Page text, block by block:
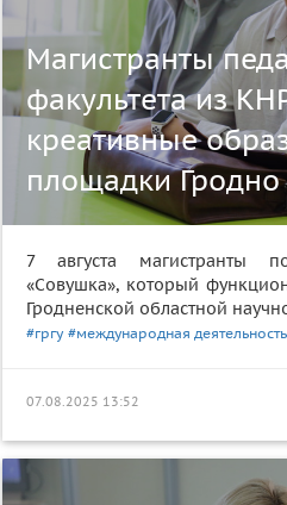
Магистранты
факультета из
креативные
площадки Гродно
7 августа магистранты
«Совушка», который
Гродненской областной
#гргу #международная деятельность
07.08.2025 13:52